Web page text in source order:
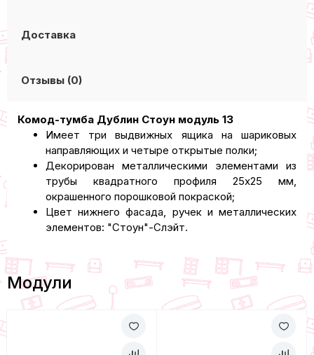
Доставка
Отзывы (0)
Комод-тумба Дублин Стоун модуль 13
Имеет три выдвижных ящика на шариковых
направляющих и четыре открытые полки;
Декорирован металлическими элементами из
трубы квадратного профиля 25x25 мм,
окрашенного порошковой покраской;
Цвет нижнего фасада, ручек и металлических
элементов: "Стоун"-Слэйт.
Модули